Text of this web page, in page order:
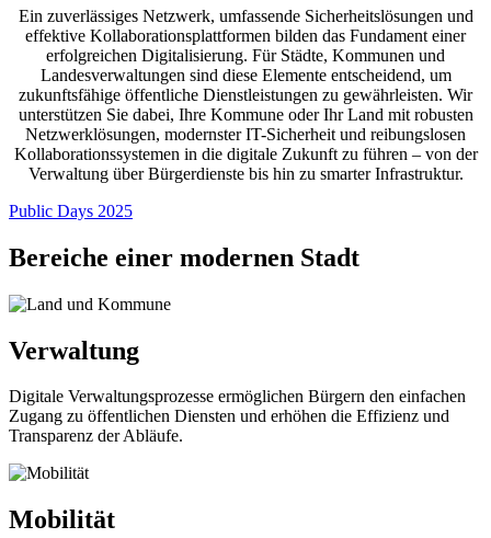
Ein zuverlässiges Netzwerk, umfassende Sicherheitslösungen und
effektive Kollaborationsplattformen bilden das Fundament einer
erfolgreichen Digitalisierung. Für Städte, Kommunen und
Landesverwaltungen sind diese Elemente entscheidend, um
zukunftsfähige öffentliche Dienstleistungen zu gewährleisten. Wir
unterstützen Sie dabei, Ihre Kommune oder Ihr Land mit robusten
Netzwerklösungen, modernster IT-Sicherheit und reibungslosen
Kollaborationssystemen in die digitale Zukunft zu führen – von der
Verwaltung über Bürgerdienste bis hin zu smarter Infrastruktur.
Public Days 2025
Bereiche einer modernen Stadt ​
Verwaltung
Digitale Verwaltungsprozesse ermöglichen Bürgern den einfachen
Zugang zu öffentlichen Diensten und erhöhen die Effizienz und
Transparenz der Abläufe.
Mobilität